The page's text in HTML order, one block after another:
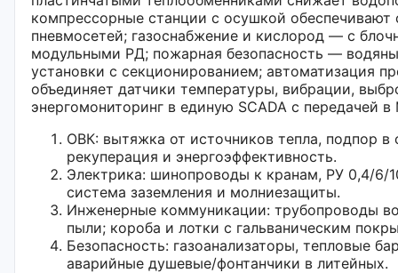
компрессорные станции с осушкой обеспечивают
пневмосетей; газоснабжение и кислород — с
модульными РД; пожарная безопасность —
установки с секционированием; автоматизация
объединяет датчики температуры, вибрации,
энергомониторинг в единую SCADA с передачей в
ОВК: вытяжка от источников тепла, подпор в
рекуперация и энергоэффективность.
Электрика: шинопроводы к кранам, РУ 0,4/6/
система заземления и молниезащиты.
Инженерные коммуникации: трубопроводы
пыли; короба и лотки с гальваническим
Безопасность: газоанализаторы, тепловые
аварийные душевые/фонтанчики в литейных.